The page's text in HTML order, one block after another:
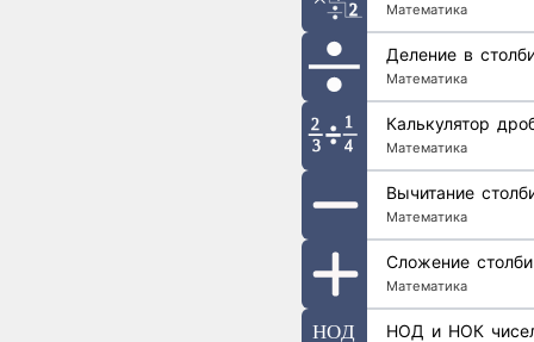
Математика
Деление в
Математика
Калькулятор
Математика
Вычитание
Математика
Сложение
Математика
НОД и НОК